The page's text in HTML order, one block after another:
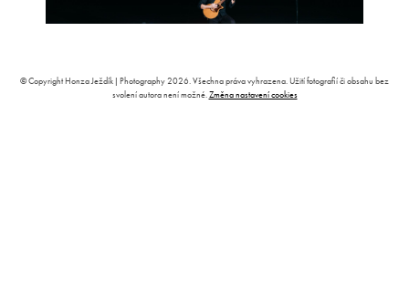
© Copyright Honza Ježdík | Photography 2026. Všechna práva vyhrazena. Užití fotografií či obsahu bez
svolení autora není možné.Změna nastavení cookies